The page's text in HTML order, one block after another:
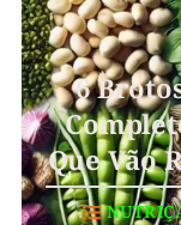
6
Que Vão